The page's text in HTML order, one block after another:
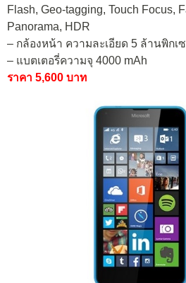
Flash, Geo-tagging, Touch Focus,
Panorama, HDR
– กล้องหน้า ความละเอียด 5 ล้านพิกเ
– แบตเตอรี่ความจุ 4000 mAh
ราคา 5,600 บาท